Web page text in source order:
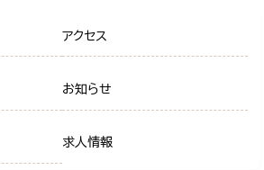
アクセス
お知らせ
求人情報